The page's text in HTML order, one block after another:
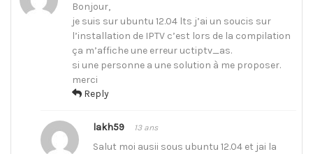
Bonjour,
je suis sur ubuntu 12.04 lts j’ai un soucis sur
l’installation de IPTV c’est lors de la compilation
ça m’affiche une erreur uctiptv_as.
si une personne a une solution à me proposer.
merci
Reply
lakh59 13 ans
Salut moi ausii sous ubuntu 12.04 et jai la